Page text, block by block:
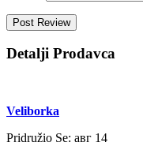
Detalji Prodavca
Veliborka
Pridružio Se: авг 14